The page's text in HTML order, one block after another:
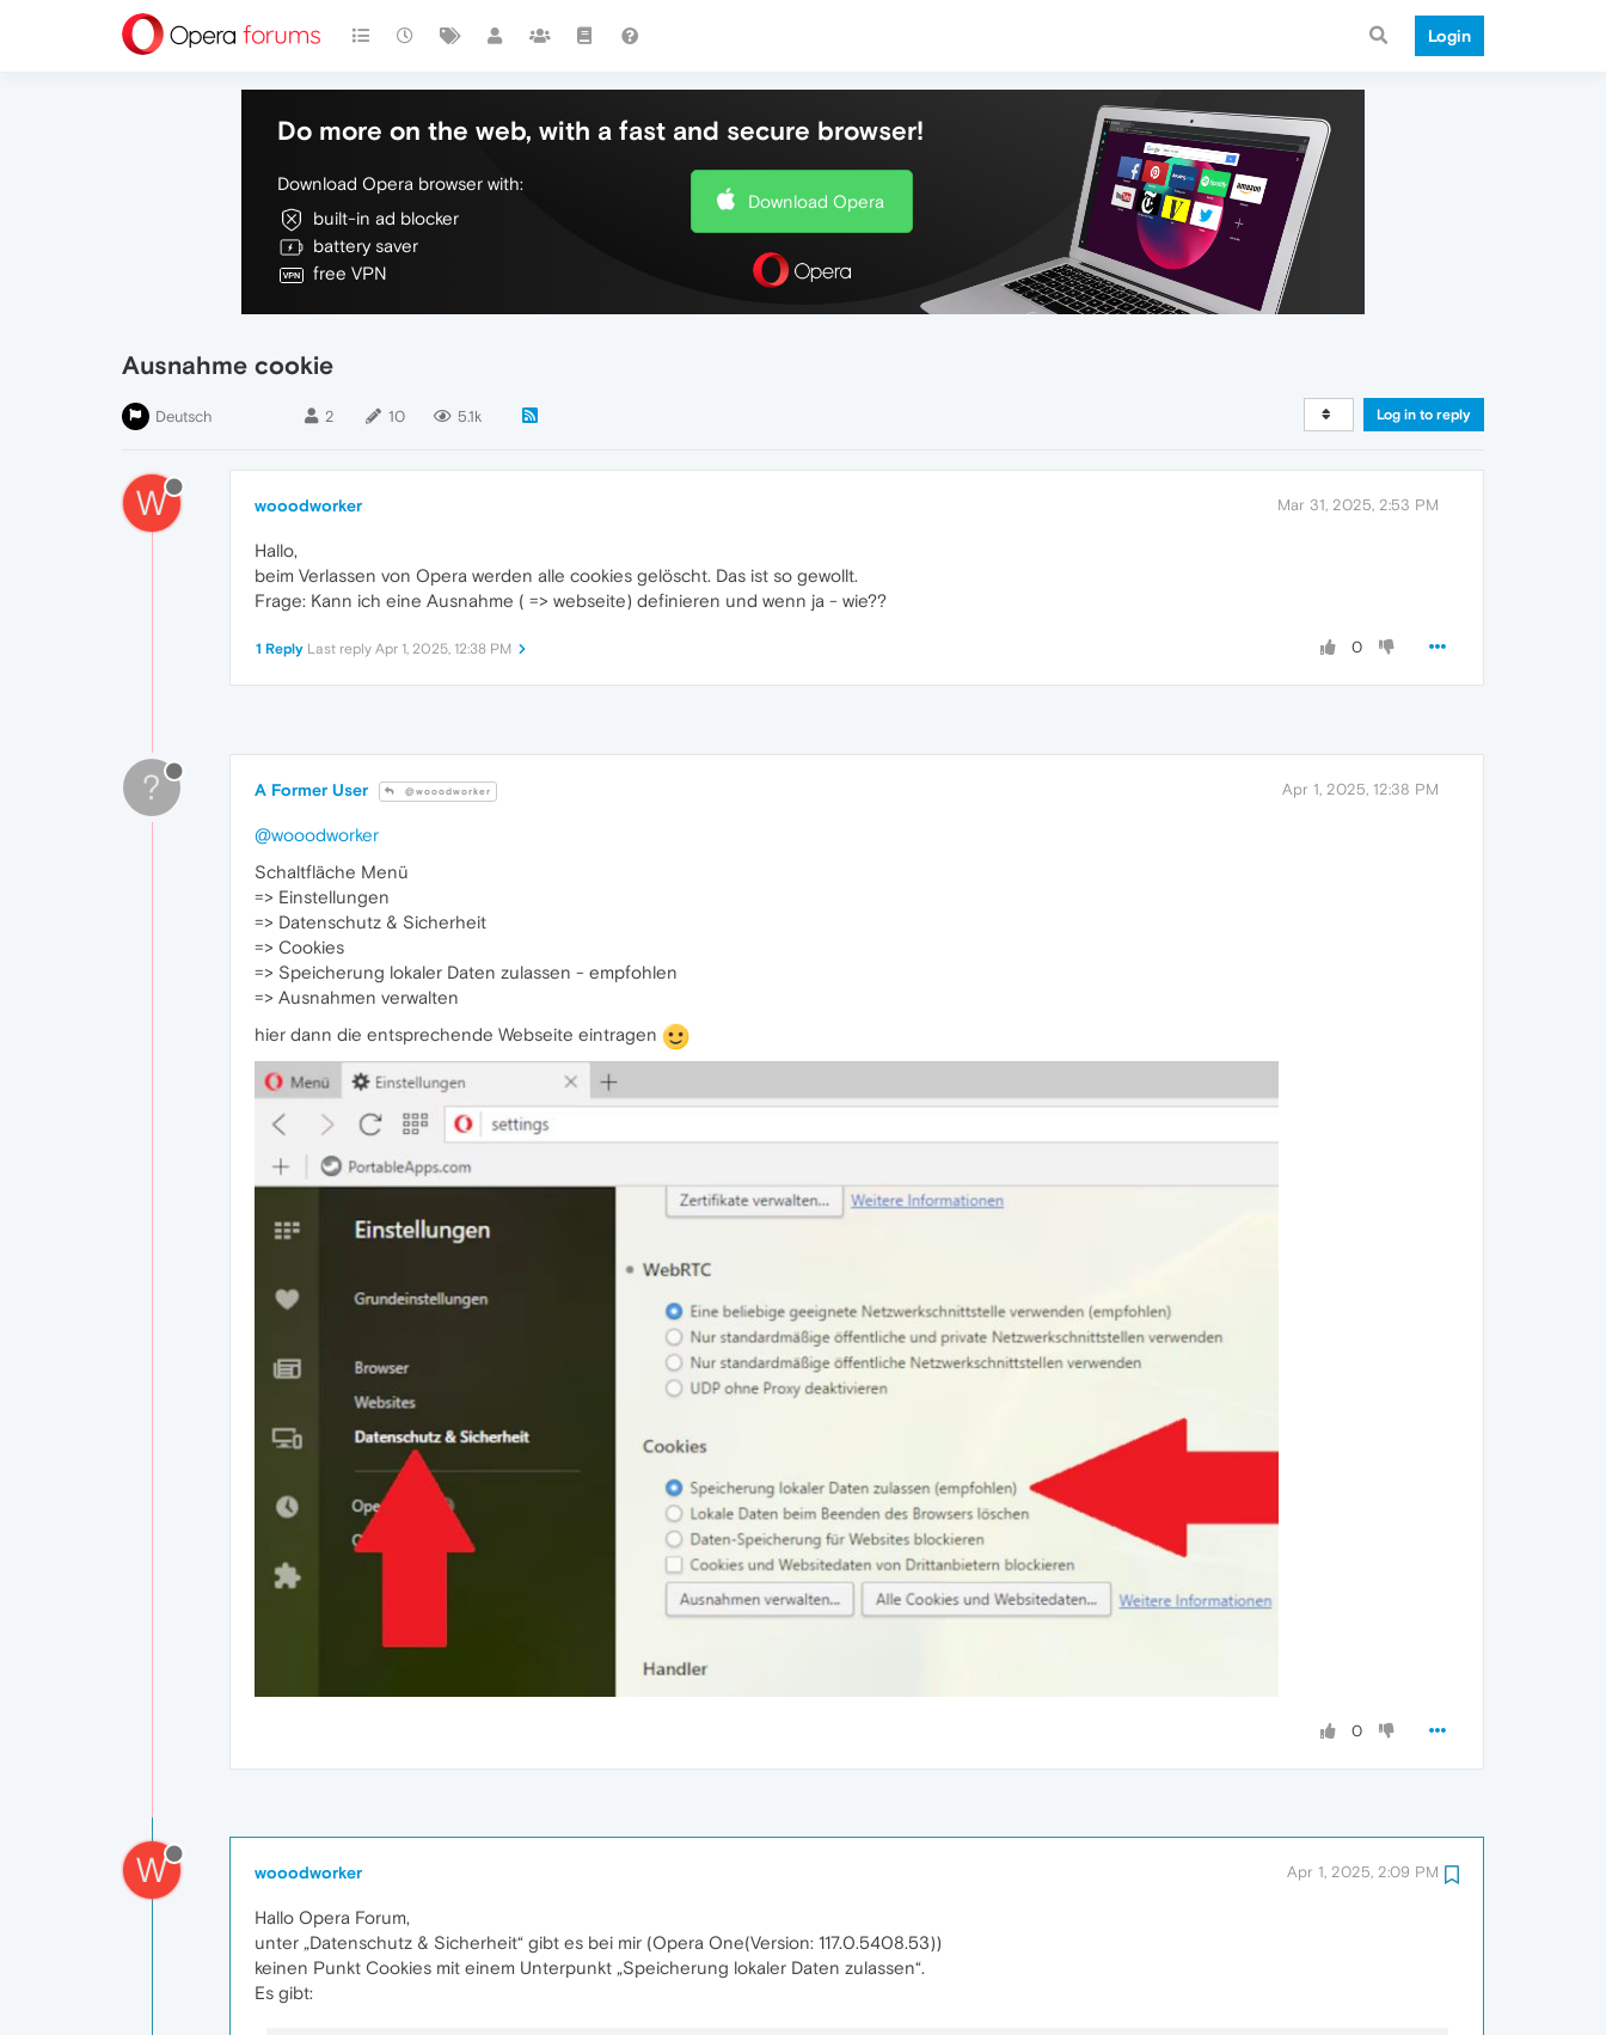
Login
Do more on the web, with a fast and secure browser!
Download Opera browser with:
built-in ad blocker
battery saver
free VPN
Download Opera
Ausnahme cookie
Deutsch 2 10 5.1k Log in to reply
W wooodworker Mar 31, 2025, 2:53 PM
Hallo,
beim Verlassen von Opera werden alle cookies gelöscht. Das ist so gewollt.
Frage: Kann ich eine Ausnahme ( => webseite) definieren und wenn ja - wie??
0
1 Reply Last reply Apr 1, 2025, 12:38 PM
? A Former User @wooodworker Apr 1, 2025, 12:38 PM
@wooodworker
Schaltfläche Menü
=> Einstellungen
=> Datenschutz & Sicherheit
=> Cookies
=> Speicherung lokaler Daten zulassen - empfohlen
=> Ausnahmen verwalten
hier dann die entsprechende Webseite eintragen
0
W wooodworker Apr 1, 2025, 2:09 PM
Hallo Opera Forum,
unter „Datenschutz & Sicherheit“ gibt es bei mir (Opera One(Version: 117.0.5408.53))
keinen Punkt Cookies mit einem Unterpunkt „Speicherung lokaler Daten zulassen“.
Es gibt: